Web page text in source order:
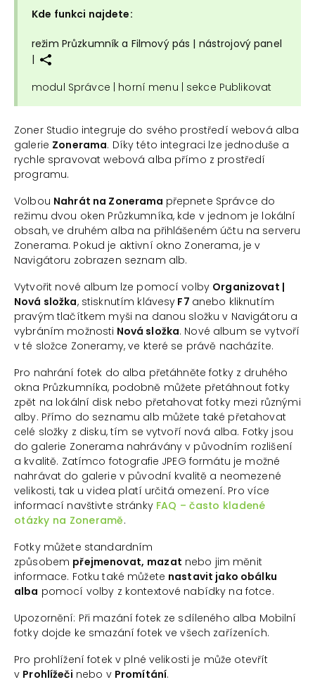
Kde funkci najdete:
režim Průzkumník a Filmový pás | nástrojový panel
|
modul Správce | horní menu | sekce Publikovat
Zoner Studio integruje do svého prostředí webová alba
galerie Zonerama. Díky této integraci lze jednoduše a
rychle spravovat webová alba přímo z prostředí
programu.
Volbou Nahrát na Zonerama přepnete Správce do
režimu dvou oken Průzkumníka, kde v jednom je lokální
obsah, ve druhém alba na přihlášeném účtu na serveru
Zonerama. Pokud je aktivní okno Zonerama, je v
Navigátoru zobrazen seznam alb.
Vytvořit nové album lze pomocí volby Organizovat |
Nová složka, stisknutím klávesy F7 anebo kliknutím
pravým tlačítkem myši na danou složku v Navigátoru a
vybráním možnosti Nová složka. Nové album se vytvoří
v té složce Zoneramy, ve které se právě nacházíte.
Pro nahrání fotek do alba přetáhněte fotky z druhého
okna Průzkumníka, podobně můžete přetáhnout fotky
zpět na lokální disk nebo přetahovat fotky mezi různými
alby. Přímo do seznamu alb můžete také přetahovat
celé složky z disku, tím se vytvoří nová alba. Fotky jsou
do galerie Zonerama nahrávány v původním rozlišení
a kvalitě. Zatímco fotografie JPEG formátu je možné
nahrávat do galerie v původní kvalitě a neomezené
velikosti, tak u videa platí určitá omezení. Pro více
informací navštivte stránky FAQ – často kladené
otázky na Zoneramě.
Fotky můžete standardním
způsobem přejmenovat, mazat nebo jim měnit
informace. Fotku také můžete nastavit jako obálku
alba pomocí volby z kontextové nabídky na fotce.
Upozornění: Při mazání fotek ze sdíleného alba Mobilní
fotky dojde ke smazání fotek ve všech zařízeních.
Pro prohlížení fotek v plné velikosti je může otevřít
v Prohlížeči nebo v Promítání.